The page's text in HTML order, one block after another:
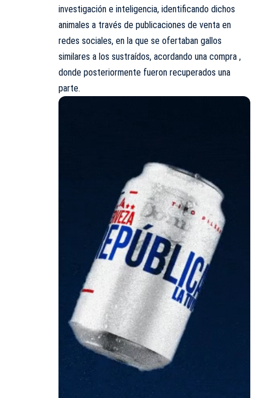
investigación e inteligencia, identificando dichos
animales a través de publicaciones de venta en
redes sociales, en la que se ofertaban gallos
similares a los sustraídos, acordando una compra ,
donde posteriormente fueron recuperados una
parte.